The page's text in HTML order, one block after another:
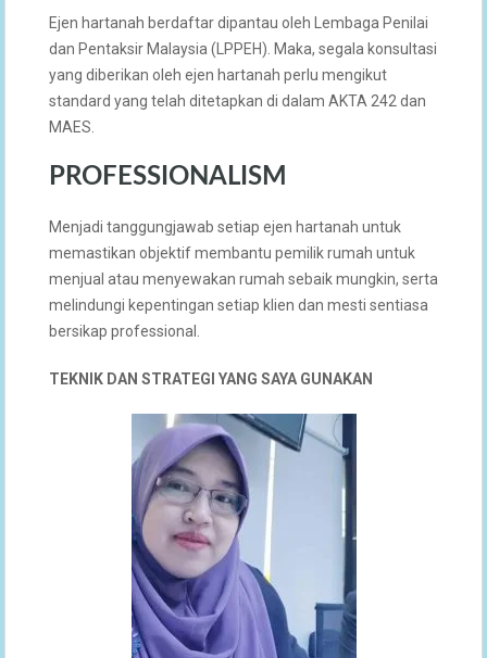
Ejen hartanah berdaftar dipantau oleh Lembaga Penilai
dan Pentaksir Malaysia (LPPEH). Maka, segala konsultasi
yang diberikan oleh ejen hartanah perlu mengikut
standard yang telah ditetapkan di dalam AKTA 242 dan
MAES.
PROFESSIONALISM
Menjadi tanggungjawab setiap ejen hartanah untuk
memastikan objektif membantu pemilik rumah untuk
menjual atau menyewakan rumah sebaik mungkin, serta
melindungi kepentingan setiap klien dan mesti sentiasa
bersikap professional.
TEKNIK DAN STRATEGI YANG SAYA GUNAKAN